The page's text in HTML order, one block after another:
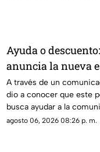
Ayuda o
anuncia la nueva
ayudar algunas
A través de un
dio a conocer que este
busca ayudar a la
descuento.
agosto 06, 2026 08:26 p. m.